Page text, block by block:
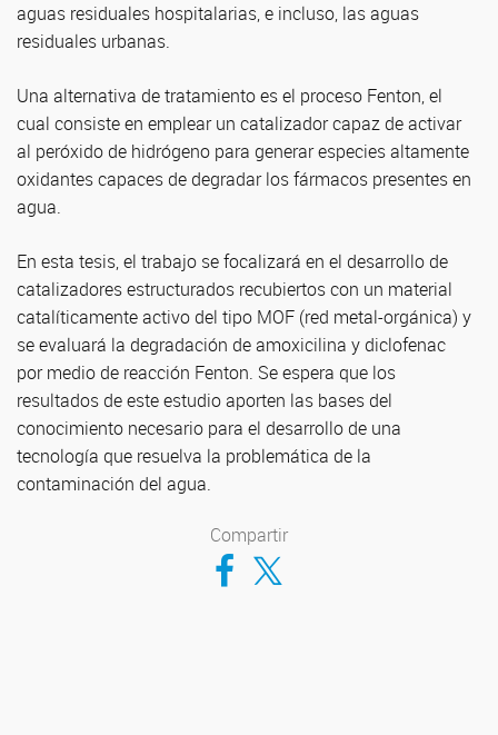
aguas residuales hospitalarias, e incluso, las aguas
residuales urbanas.
Una alternativa de tratamiento es el proceso Fenton, el
cual consiste en emplear un catalizador capaz de activar
al peróxido de hidrógeno para generar especies altamente
oxidantes capaces de degradar los fármacos presentes en
agua.
En esta tesis, el trabajo se focalizará en el desarrollo de
catalizadores estructurados recubiertos con un material
catalíticamente activo del tipo MOF (red metal-orgánica) y
se evaluará la degradación de amoxicilina y diclofenac
por medio de reacción Fenton. Se espera que los
resultados de este estudio aporten las bases del
conocimiento necesario para el desarrollo de una
tecnología que resuelva la problemática de la
contaminación del agua.
Compartir
Compartir en Facebook
Compartir en Twitter